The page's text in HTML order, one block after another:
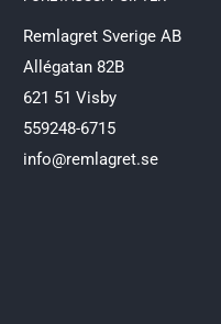
Remlagret Sverige AB
Allégatan 82B
621 51 Visby
559248-6715
info@remlagret.se